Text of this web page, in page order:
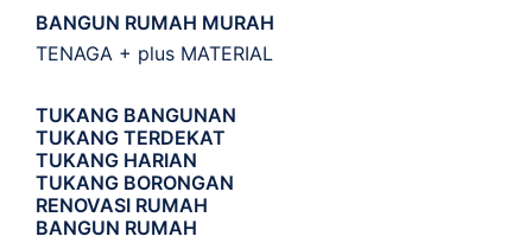
BANGUN RUMAH MURAH
TENAGA + plus MATERIAL
TUKANG BANGUNAN
TUKANG TERDEKAT
TUKANG HARIAN
TUKANG BORONGAN
RENOVASI RUMAH
BANGUN RUMAH